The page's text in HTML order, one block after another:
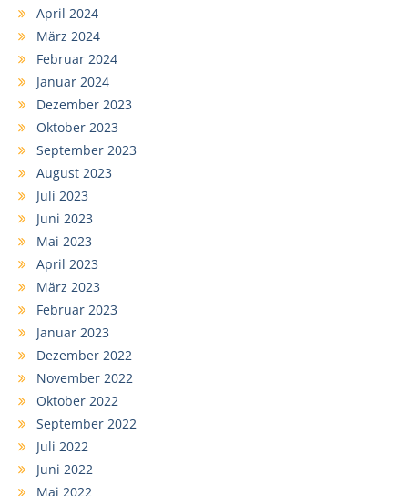
April 2024
März 2024
Februar 2024
Januar 2024
Dezember 2023
Oktober 2023
September 2023
August 2023
Juli 2023
Juni 2023
Mai 2023
April 2023
März 2023
Februar 2023
Januar 2023
Dezember 2022
November 2022
Oktober 2022
September 2022
Juli 2022
Juni 2022
Mai 2022